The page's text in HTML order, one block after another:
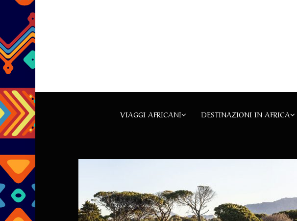
VIAGGI AFRICANI DESTINAZIONI IN AFRICA